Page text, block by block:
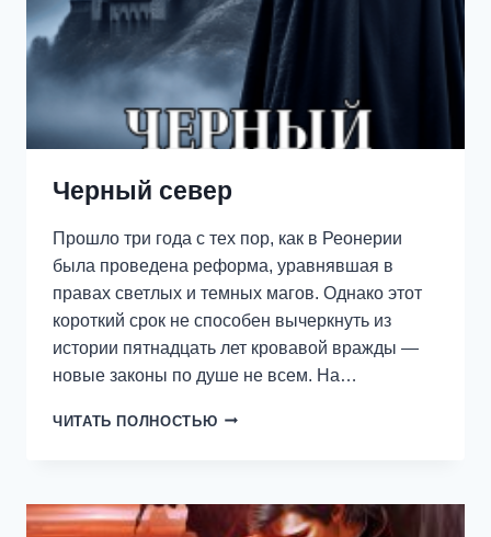
Черный север
Прошло три года с тех пор, как в Реонерии
была проведена реформа, уравнявшая в
правах светлых и темных магов. Однако этот
короткий срок не способен вычеркнуть из
истории пятнадцать лет кровавой вражды —
новые законы по душе не всем. На…
ЧИТАТЬ ПОЛНОСТЬЮ ЧЕРНЫЙ